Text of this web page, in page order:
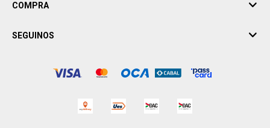
COMPRA
SEGUINOS